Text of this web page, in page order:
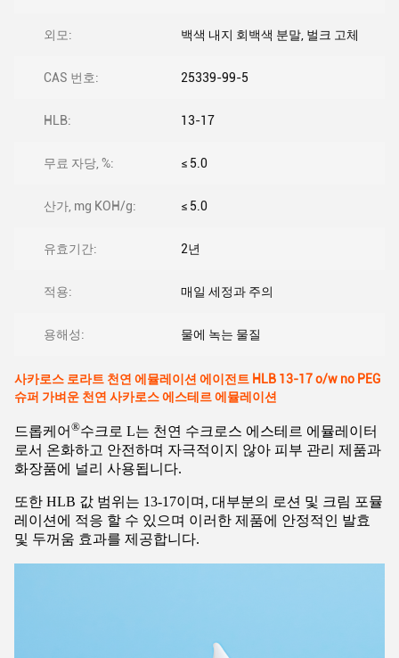
외모: 백색 내지 회백색 분말, 벌크 고체
CAS 번호: 25339-99-5
HLB: 13-17
무료 자당, %: ≤ 5.0
산가, mg KOH/g: ≤ 5.0
유효기간: 2년
적용: 매일 세정과 주의
용해성: 물에 녹는 물질
사카로스 로라트 천연 에뮬레이션 에이전트 HLB 13-17 o/w no PEG
슈퍼 가벼운 천연 사카로스 에스테르 에뮬레이션
드롭케어 ®수크로 L는 천연 수크로스 에스테르 에뮬레이터
로서 온화하고 안전하며 자극적이지 않아 피부 관리 제품과
화장품에 널리 사용됩니다.
또한 HLB 값 범위는 13-17이며, 대부분의 로션 및 크림 포뮬
레이션에 적응 할 수 있으며 이러한 제품에 안정적인 발효
및 두꺼움 효과를 제공합니다.